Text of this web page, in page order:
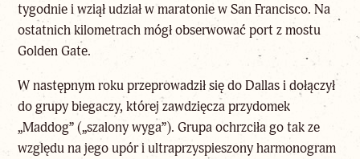
tygodnie i wziął udział w maratonie w San Francisco. Na
ostatnich kilometrach mógł obserwować port z mostu
Golden Gate.
W następnym roku przeprowadził się do Dallas i dołączył
do grupy biegaczy, której zawdzięcza przydomek
„Maddog” („szalony wyga”). Grupa ochrzciła go tak ze
względu na jego upór i ultraprzyspieszony harmonogram